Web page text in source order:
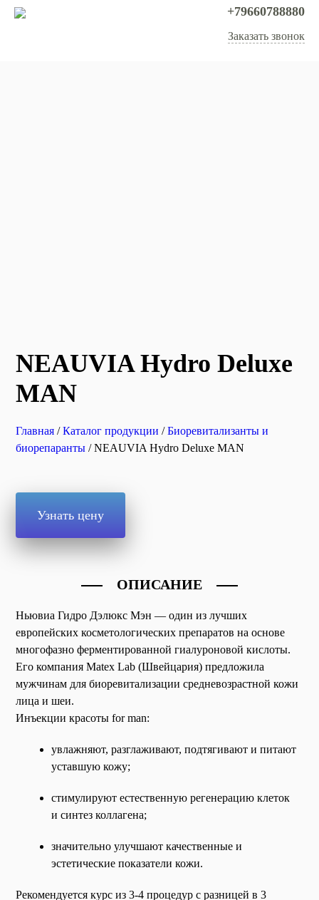
+79660788880
Заказать звонок
NEAUVIA Hydro Deluxe
MAN
Главная /Каталог продукции /Биоревитализанты и
биорепаранты / NEAUVIA Hydro Deluxe MAN
Узнать цену
ОПИСАНИЕ
Ньювиа Гидро Дэлюкс Мэн — один из лучших
европейских косметологических препаратов на основе
многофазно ферментированной гиалуроновой кислоты.
Его компания Matex Lab (Швейцария) предложила
мужчинам для биоревитализации средневозрастной кожи
лица и шеи.
Инъекции красоты for man:
увлажняют, разглаживают, подтягивают и питают
уставшую кожу;
стимулируют естественную регенерацию клеток
и синтез коллагена;
значительно улучшают качественные и
эстетические показатели кожи.
Рекомендуется курс из 3-4 процедур с разницей в 3